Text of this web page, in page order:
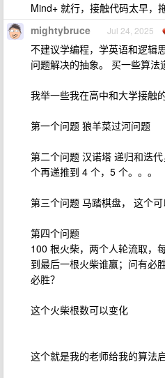
Mind+ 就行，接触代码太早，
mightybruce Jul 24, 2025
不建议学编程，学英语和逻辑
问题解决的抽象。 买一些算法
我举一些我在高中和大学接触
第一个问题 狼羊菜过河问题
第二个问题 汉诺塔 递归和迭
个再递推到 4 个，5 个。。。
第三个问题 马踏棋盘， 这个
第四个问题
100 根火柴，两个人轮流取，
到最后一根火柴谁赢；问有必
必胜？
这个火柴根数可以变化
这个就是我的老师给我的算法